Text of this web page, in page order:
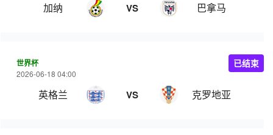
加纳 VS 巴拿马
世界杯
2026-06-18 04:00
英格兰 VS 克罗地亚
已结束